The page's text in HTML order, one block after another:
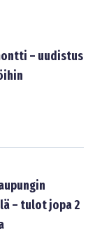
– uudistus
– tulot jopa 2